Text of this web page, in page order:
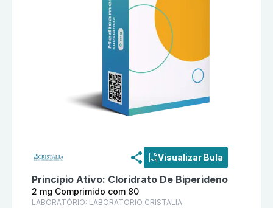
Visualizar Bula
Princípio Ativo: Cloridrato De Biperideno
2 mg Comprimido com 80
LABORATÓRIO: LABORATORIO CRISTALIA